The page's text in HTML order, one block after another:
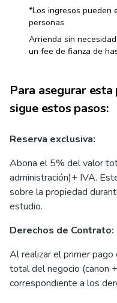
*Los ingresos pueden
personas
Arrienda sin
un fee de fianza de
Para asegurar
sigue estos pasos:
Reserva exclusiva:
Abona el 5% del valor
administración)+ IVA.
sobre la propiedad
estudio.
Derechos de Contrato:
Al realizar el primer
total del negocio (canon
correspondiente a los